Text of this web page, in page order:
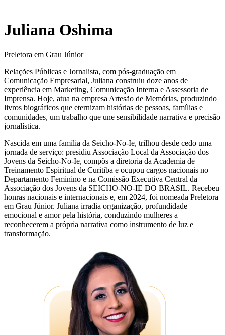
Juliana Oshima
Preletora em Grau Júnior
Relações Públicas e Jornalista, com pós-graduação em
Comunicação Empresarial, Juliana construiu doze anos de
experiência em Marketing, Comunicação Interna e Assessoria de
Imprensa. Hoje, atua na empresa Artesão de Memórias, produzindo
livros biográficos que eternizam histórias de pessoas, famílias e
comunidades, um trabalho que une sensibilidade narrativa e precisão
jornalística.
Nascida em uma família da Seicho-No-Ie, trilhou desde cedo uma
jornada de serviço: presidiu Associação Local da Associação dos
Jovens da Seicho-No-Ie, compôs a diretoria da Academia de
Treinamento Espiritual de Curitiba e ocupou cargos nacionais no
Departamento Feminino e na Comissão Executiva Central da
Associação dos Jovens da SEICHO-NO-IE DO BRASIL. Recebeu
honras nacionais e internacionais e, em 2024, foi nomeada Preletora
em Grau Júnior. Juliana irradia organização, profundidade
emocional e amor pela história, conduzindo mulheres a
reconhecerem a própria narrativa como instrumento de luz e
transformação.